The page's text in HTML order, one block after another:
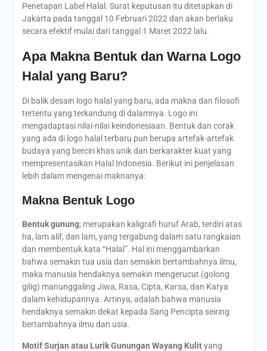
Penetapan Label Halal. Surat keputusan itu ditetapkan di
Jakarta pada tanggal 10 Februari 2022 dan akan berlaku
secara efektif mulai dari tanggal 1 Maret 2022 lalu.
Apa Makna Bentuk dan Warna Logo
Halal yang Baru?
Di balik desain logo halal yang baru, ada makna dan filosofi
tertentu yang terkandung di dalamnya. Logo ini
mengadaptasi nilai-nilai keindonesiaan. Bentuk dan corak
yang ada di logo halal terbaru pun berupa artefak-artefak
budaya yang berciri khas unik dan berkarakter kuat yang
mempresentasikan Halal Indonesia. Berikut ini penjelasan
lebih dalam mengenai maknanya:
Makna Bentuk Logo
Bentuk gunung; merupakan kaligrafi huruf Arab, terdiri atas
ha, lam alif, dan lam, yang tergabung dalam satu rangkaian
dan membentuk kata “Halal”. Hal ini menggambarkan
bahwa semakin tua usia dan semakin bertambahnya ilmu,
maka manusia hendaknya semakin mengerucut (golong
gilig) manunggaling Jiwa, Rasa, Cipta, Karsa, dan Karya
dalam kehidupannya. Artinya, adalah bahwa manusia
hendaknya semakin dekat kepada Sang Pencipta seiring
bertambahnya ilmu dan usia.
Motif Surjan atau Lurik Gunungan Wayang Kulityang